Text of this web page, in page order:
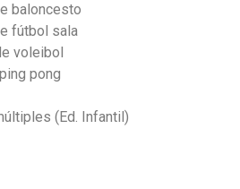
baloncesto
fútbol sala
voleibol
pong
(Ed. Infantil)